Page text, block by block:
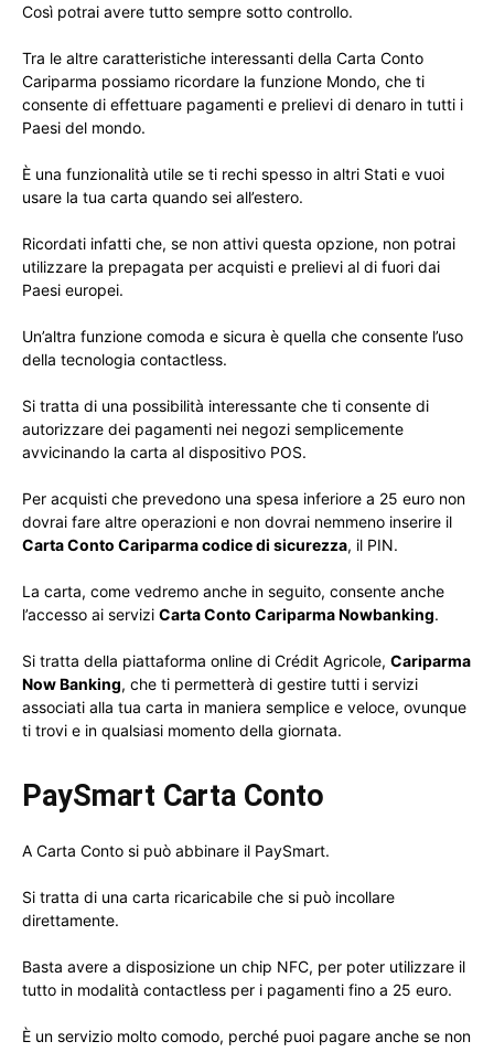
Così potrai avere tutto sempre sotto controllo.
Tra le altre caratteristiche interessanti della Carta Conto
Cariparma possiamo ricordare la funzione Mondo, che ti
consente di effettuare pagamenti e prelievi di denaro in tutti i
Paesi del mondo.
È una funzionalità utile se ti rechi spesso in altri Stati e vuoi
usare la tua carta quando sei all’estero.
Ricordati infatti che, se non attivi questa opzione, non potrai
utilizzare la prepagata per acquisti e prelievi al di fuori dai
Paesi europei.
Un’altra funzione comoda e sicura è quella che consente l’uso
della tecnologia contactless.
Si tratta di una possibilità interessante che ti consente di
autorizzare dei pagamenti nei negozi semplicemente
avvicinando la carta al dispositivo POS.
Per acquisti che prevedono una spesa inferiore a 25 euro non
dovrai fare altre operazioni e non dovrai nemmeno inserire il
Carta Conto Cariparma codice di sicurezza, il PIN.
La carta, come vedremo anche in seguito, consente anche
l’accesso ai servizi Carta Conto Cariparma Nowbanking.
Si tratta della piattaforma online di Crédit Agricole, Cariparma
Now Banking, che ti permetterà di gestire tutti i servizi
associati alla tua carta in maniera semplice e veloce, ovunque
ti trovi e in qualsiasi momento della giornata.
PaySmart Carta Conto
A Carta Conto si può abbinare il PaySmart.
Si tratta di una carta ricaricabile che si può incollare
direttamente.
Basta avere a disposizione un chip NFC, per poter utilizzare il
tutto in modalità contactless per i pagamenti fino a 25 euro.
È un servizio molto comodo, perché puoi pagare anche se non